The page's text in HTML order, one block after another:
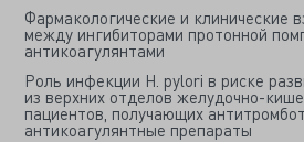
Фармакологические и клинические
между ингибиторами протонной
антикоагулянтами
Роль инфекции H. pylori в риске
из верхних отделов желудочно-
пациентов, получающих
антикоагулянтные препараты